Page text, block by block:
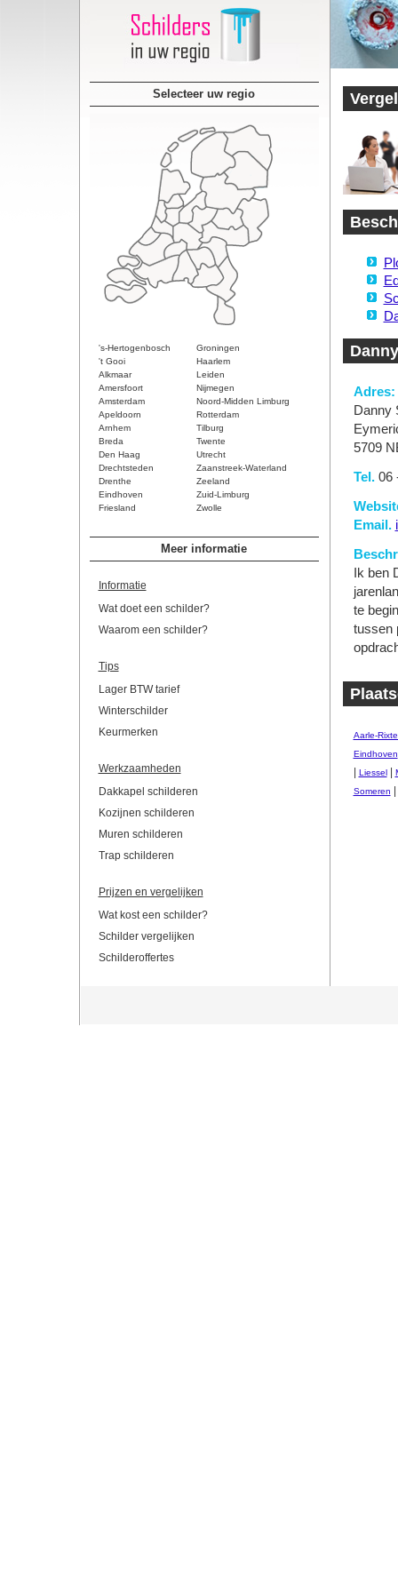
Selecteer uw regio
's-Hertogenbosch
Groningen
't Gooi
Haarlem
Alkmaar
Leiden
Amersfoort
Nijmegen
Amsterdam
Noord-Midden Limburg
Apeldoorn
Rotterdam
Arnhem
Tilburg
Breda
Twente
Den Haag
Utrecht
Drechtsteden
Zaanstreek-Waterland
Drenthe
Zeeland
Eindhoven
Zuid-Limburg
Friesland
Zwolle
Meer informatie
Informatie
Wat doet een schilder?
Waarom een schilder?
Tips
Lager BTW tarief
Winterschilder
Keurmerken
Werkzaamheden
Dakkapel schilderen
Kozijnen schilderen
Muren schilderen
Trap schilderen
Prijzen en vergelijken
Wat kost een schilder?
Schilder vergelijken
Schilderoffertes
Adres:
Danny
5709
Tel.06
Email.
Ik ben
te
tussen
Aarle-
Eindhoven
Liessel|
Someren